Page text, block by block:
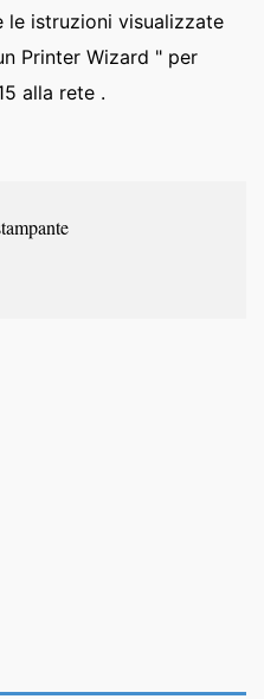
le istruzioni visualizzate
Printer Wizard " per
alla rete .